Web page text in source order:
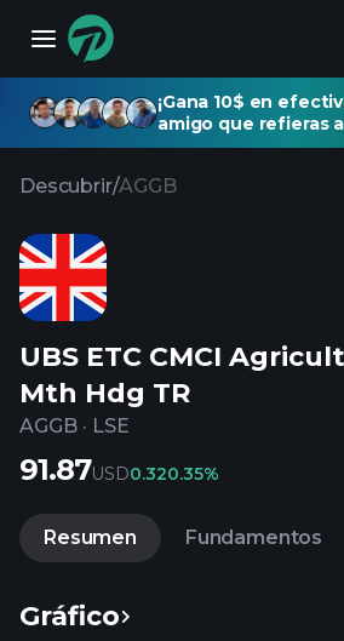
¡Gana 10$ en
amigo que refieras
Descubrir/AGGB
UBS ETC CMCI
Mth Hdg TR
AGGB · LSE
91.87USD0.320.35%
Resumen Fundamentos
Gráfico